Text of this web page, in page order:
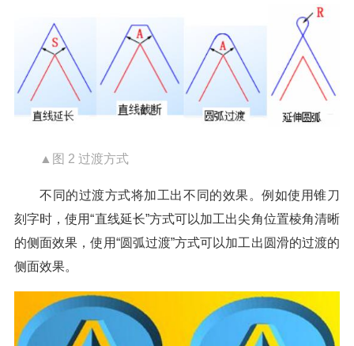
▲图 2 过渡方式
不同的过渡方式将加工出不同的效果。例如使用锥刀
刻字时，使用“直线延长”方式可以加工出尖角位置棱角清晰
的侧面效果，使用“圆弧过渡”方式可以加工出圆滑的过渡的
侧面效果。